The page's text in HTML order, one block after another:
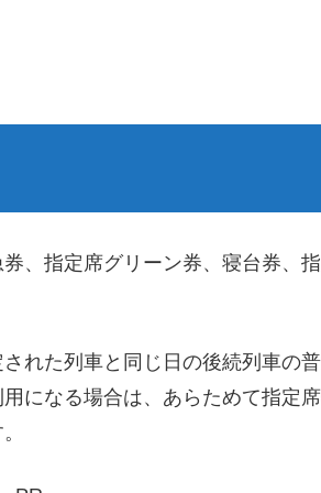
、指定席グリーン券、寝台券、
れた列車と同じ日の後続列車の
になる場合は、あらためて指定